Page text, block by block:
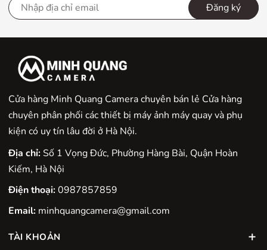
Đăng ký
Cửa hàng Minh Quang Camera chuyên bán lẻ Cửa hàng
chuyên phân phối các thiết bị máy ảnh máy quay và phụ
kiện có uy tín lâu đời ở Hà Nội.
Địa chỉ:Số 1 Vọng Đức, Phường Hàng Bài, Quận Hoàn
Kiếm, Hà Nội
Điện thoại:0987857859
Email: minhquangcamera@gmail.com
TÀI KHOẢN